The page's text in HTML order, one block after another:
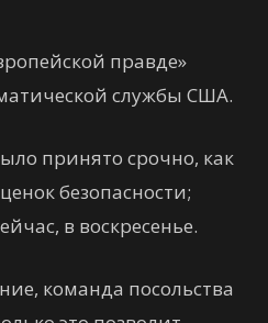
правде»
службы США.
принято срочно, как
безопасности;
в воскресенье.
команда посольства